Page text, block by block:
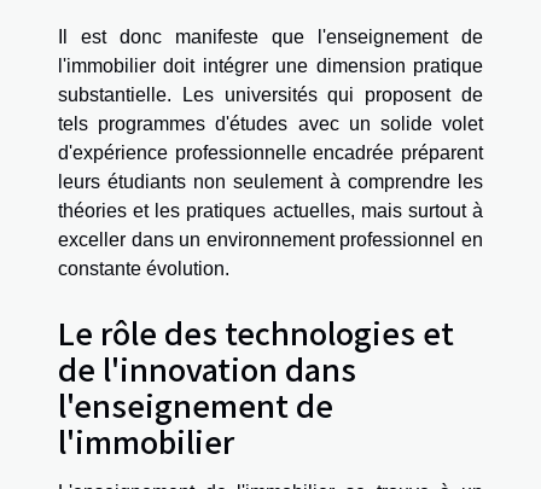
Il est donc manifeste que l'enseignement de
l'immobilier doit intégrer une dimension pratique
substantielle. Les universités qui proposent de
tels programmes d'études avec un solide volet
d'expérience professionnelle encadrée préparent
leurs étudiants non seulement à comprendre les
théories et les pratiques actuelles, mais surtout à
exceller dans un environnement professionnel en
constante évolution.
Le rôle des technologies et
de l'innovation dans
l'enseignement de
l'immobilier